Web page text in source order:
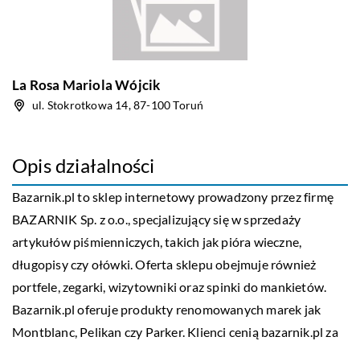
La Rosa Mariola Wójcik
ul. Stokrotkowa 14, 87-100 Toruń
Opis działalności
Bazarnik.pl to sklep internetowy prowadzony przez firmę
BAZARNIK Sp. z o.o., specjalizujący się w sprzedaży
artykułów piśmienniczych, takich jak pióra wieczne,
długopisy czy ołówki. Oferta sklepu obejmuje również
portfele, zegarki, wizytowniki oraz spinki do mankietów.
Bazarnik.pl oferuje produkty renomowanych marek jak
Montblanc, Pelikan czy Parker. Klienci cenią bazarnik.pl za